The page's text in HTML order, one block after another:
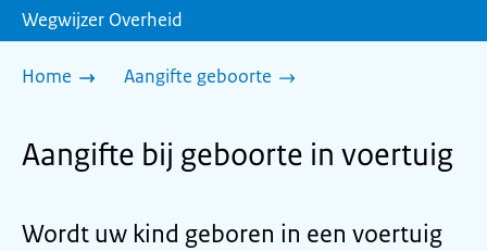
Wegwijzer Overheid
Home Aangifte geboorte
Aangifte bij geboorte in voertuig
Wordt uw kind geboren in een voertuig